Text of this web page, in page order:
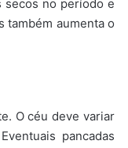
secos no período e
também aumenta o
O céu deve variar
pancadas